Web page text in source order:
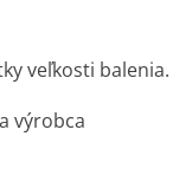
veľkosti balenia.
výrobca